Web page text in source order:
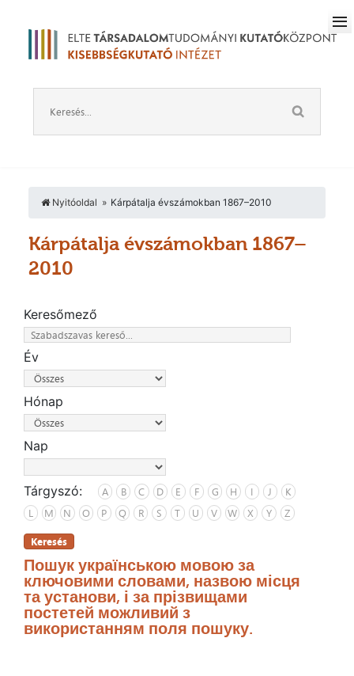
Nyitóoldal Kárpátalja évszámokban 1867–2010
Kárpátalja évszámokban 1867–
2010
Keresőmező
Év
Hónap
Nap
Tárgyszó: A B C D E F G H I J
K
L
M N O P Q R S T U V W X Y Z
Keresés
Пошук українською мовою за
ключовими словами, назвою місця
та установи, і за прізвищами
постетей можливий з
використанням поля пошуку.